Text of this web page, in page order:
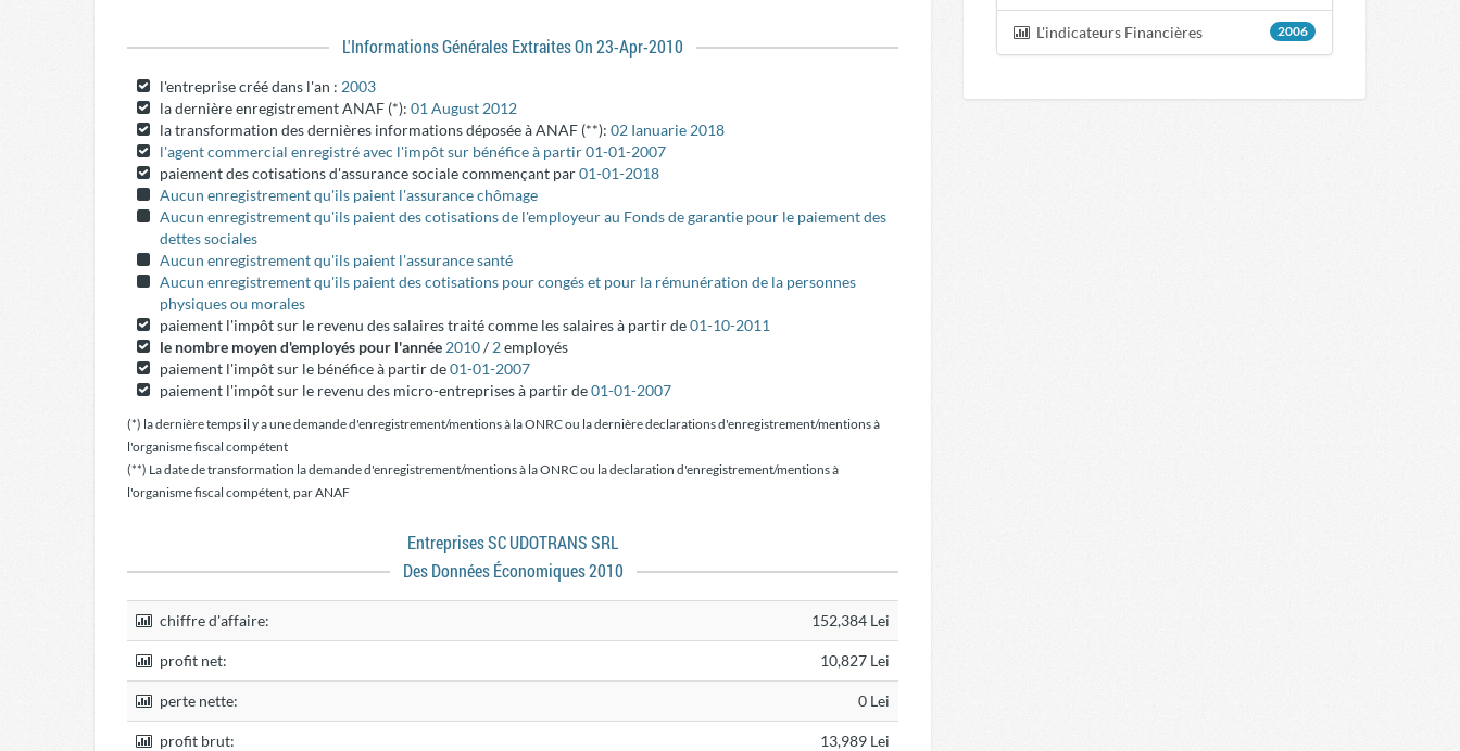
L'informations Générales Extraites On 23-Apr-2010
l'entreprise créé dans l'an : 2003
la dernière enregistrement ANAF (*): 01 August 2012
la transformation des dernières informations déposée à ANAF (**): 02 Ianuarie 2018
l'agent commercial enregistré avec l'impôt sur bénéfice à partir 01-01-2007
paiement des cotisations d'assurance sociale commençant par01-01-2018
Aucun enregistrement qu'ils paient l'assurance chômage
Aucun enregistrement qu'ils paient des cotisations de l'employeur au Fonds de garantie pour le paiement des
dettes sociales
Aucun enregistrement qu'ils paient l'assurance santé
Aucun enregistrement qu'ils paient des cotisations pour congés et pour la rémunération de la personnes
physiques ou morales
paiement l'impôt sur le revenu des salaires traité comme les salaires à partir de01-10-2011
le nombre moyen d'employés pour l'année 2010/2employés
paiement l'impôt sur le bénéfice à partir de01-01-2007
paiement l'impôt sur le revenu des micro-entreprises à partir de01-01-2007
(*) la dernière temps il y a une demande d'enregistrement/mentions à la ONRC ou la dernière declarations d'enregistrement/mentions à
l'organisme fiscal compétent
(**) La date de transformation la demande d'enregistrement/mentions à la ONRC ou la declaration d'enregistrement/mentions à
l'organisme fiscal compétent, par ANAF
Entreprises SC UDOTRANS SRL
Des Données Économiques 2010
chiffre d'affaire: 152,384 Lei
profit net: 10,827 Lei
perte nette: 0 Lei
profit brut: 13,989 Lei
L'indicateurs Financières 2006